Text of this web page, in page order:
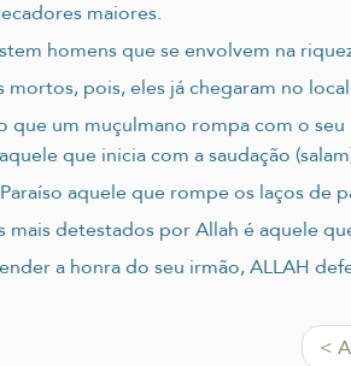
maiores.
homens que se envolvem na
pois, eles já chegaram no
um muçulmano rompa com o
que inicia com a saudação
aquele que rompe os laços de
mais detestados por Allah é aquele
a honra do seu irmão, ALLAH
<